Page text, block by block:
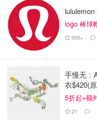
logo 棒球
999+
手慢无：
衣$420(
5折起+额
21